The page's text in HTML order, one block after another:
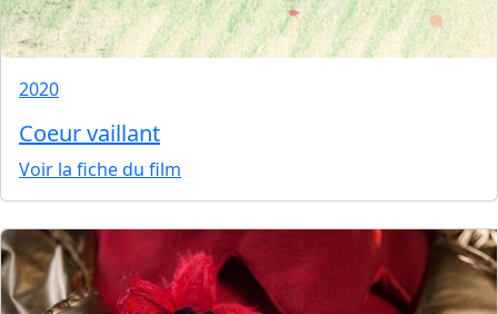
2020
Coeur vaillant
Voir la fiche du film